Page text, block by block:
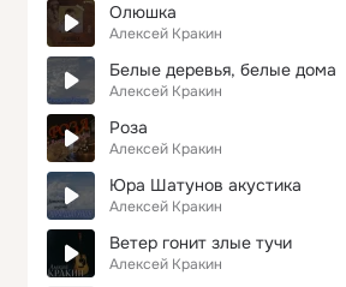
Олюшка
Алексей Кракин
Белые деревья, белые дома
Алексей Кракин
Роза
Алексей Кракин
Юра Шатунов акустика
Алексей Кракин
Ветер гонит злые тучи
Алексей Кракин